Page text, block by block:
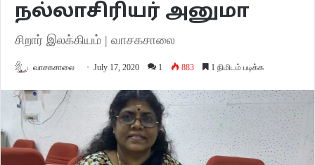
நல்லாசிரியர் அனுமா
சிறார் இலக்கியம் | வாசகசாலை
வாசகசாலை July 17, 2020 1 883 1 நிமிடம் படிக்க